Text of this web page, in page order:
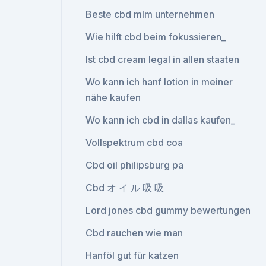
Beste cbd mlm unternehmen
Wie hilft cbd beim fokussieren_
Ist cbd cream legal in allen staaten
Wo kann ich hanf lotion in meiner
nähe kaufen
Wo kann ich cbd in dallas kaufen_
Vollspektrum cbd coa
Cbd oil philipsburg pa
Cbd オ イ ル 吸 吸
Lord jones cbd gummy bewertungen
Cbd rauchen wie man
Hanföl gut für katzen